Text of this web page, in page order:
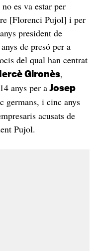
es va estar per
[Florenci Pujol] i per
president de
de presó per a
del qual han centrat
Gironès,
anys per aJosep
germans, i cinc anys
acusats de
Pujol.